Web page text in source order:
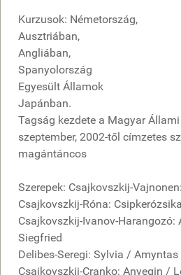
Kurzusok: Németország,
Ausztriában,
Angliában,
Spanyolország
Egyesült Államok
Japánban.
Tagság kezdete a Magyar
szeptember, 2002-től címzetes
magántáncos
Szerepek: Csajkovszkij-
Csajkovszkij-Róna:
Csajkovszkij-Ivanov-Harangozó:
Siegfried
Delibes-Seregi: Sylvia / Amyntas
Csajkovszkij-Cranko: Anyegin /